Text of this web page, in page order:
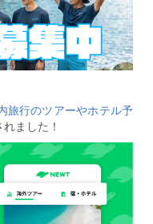
旅行のツアーやホテル予
ました！